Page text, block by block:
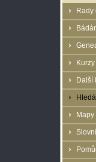
Rady
Kurzy
Další
Mapy